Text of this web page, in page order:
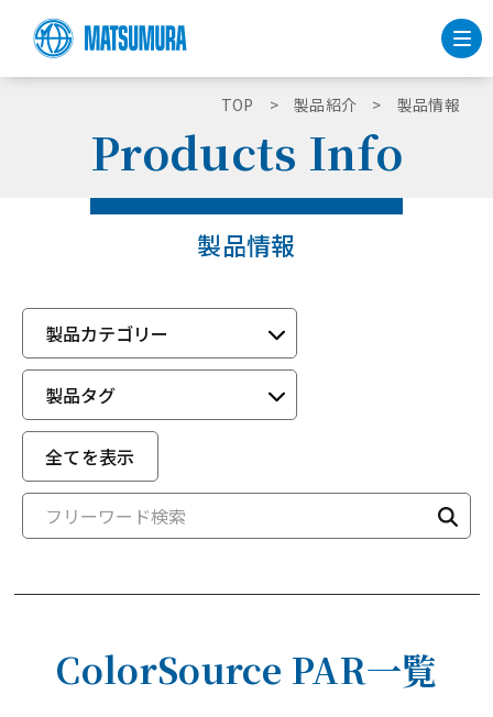
TOP 製品紹介 製品情報
Products Info
製品情報
製品カテゴリー
製品タグ
全てを表示
ColorSource PAR一覧